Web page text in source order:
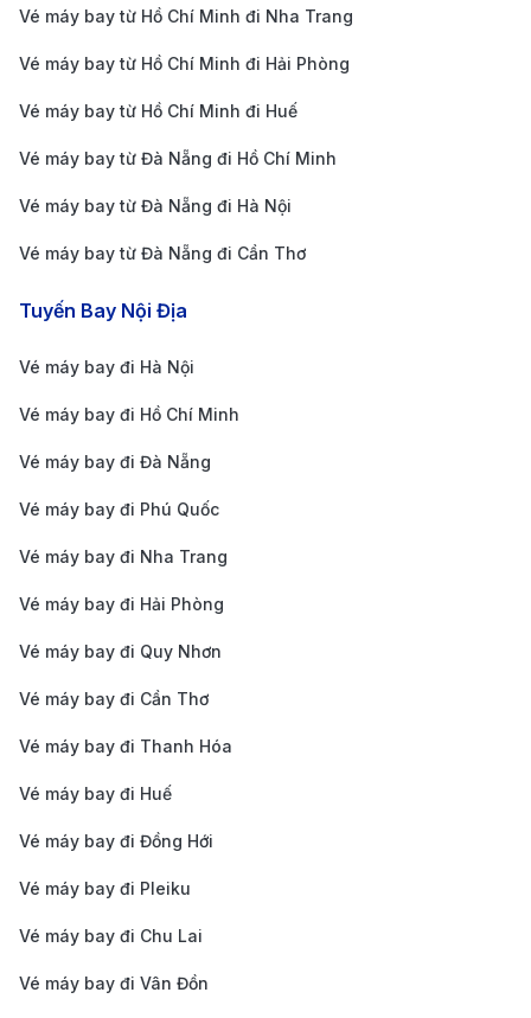
và công trình kiến trúc nổi bật. Dưới đây là những địa
điểm không thể bỏ qua khi bạn đến thăm Tây An:
Terracotta Army (Quân Đoàn Đất Nung):
một trong những di tích lịch sử nổi tiếng nhất của
mô tả các chiến binh thời Tần Thủy Hoàng.
Xi'an City Wall (Tường thành Tây An):
khách có thể đi dạo và ngắm nhìn toàn cảnh thành
phố.
Big Wild Goose Pagoda (Chùa Đại Nhạn):
chùa Phật giáo cổ kính, được xây dựng vào thế kỷ
Khám phá ẩm thực tại Tây An
đậm đà hương vị, đặc trưng của vùng Thiểm Tây. Dưới
đây là một số món ăn bạn nên thử khi đến Tây An:
Biang Biang Noodles (Mì Biang Biang):
Roujiamo (Bánh mì thịt xiên nướng):
mì đặc sản, nhân thịt được nướng thơm ngon và
tẩm ướp gia vị đậm đà.
Vé máy bay từ Hồ Chí Minh đi Nha Trang
Vé máy bay từ Hồ Chí Minh đi Hải Phòng
Vé máy bay từ Hồ Chí Minh đi Huế
Vé máy bay từ Đà Nẵng đi Hồ Chí Minh
Vé máy bay từ Đà Nẵng đi Hà Nội
Vé máy bay từ Đà Nẵng đi Cần Thơ
Tuyến Bay Nội Địa
Vé máy bay đi Hà Nội
Vé máy bay đi Hồ Chí Minh
Vé máy bay đi Đà Nẵng
Vé máy bay đi Phú Quốc
Vé máy bay đi Nha Trang
Vé máy bay đi Hải Phòng
Vé máy bay đi Quy Nhơn
Vé máy bay đi Cần Thơ
Vé máy bay đi Thanh Hóa
Vé máy bay đi Huế
Vé máy bay đi Đồng Hới
Vé máy bay đi Pleiku
Vé máy bay đi Chu Lai
Vé máy bay đi Vân Đồn